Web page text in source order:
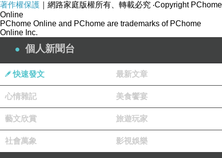
🔥八字流年流月班已開班，詳看課程內容
https://reurl.cc/WxVoLZ
🌱服務項目：
八字流年月課程
六爻占卜 取名改名 七脈輪淨化療癒
❤️林子玄老師
預約請點我
https://reurl.cc/RYZ1Or
⇢LINE：vivian0407888
⇢微信：vivian040788
著作權保護 ｜網路家庭版權所有、轉載必究 ‧Copyright PChome
Online
PChome Online and PChome are trademarks of PChome
Online Inc.
個人新聞台
快速發文 最新文章
心情雜記 美食饗宴
藝文欣賞 旅遊玩家
社會萬象 影視娛樂